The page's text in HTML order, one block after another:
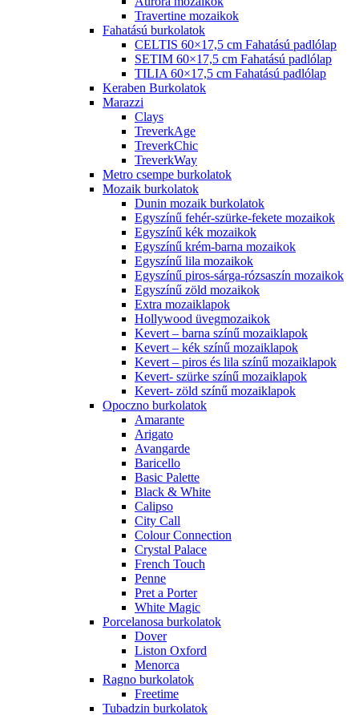
Travertine mozaikok
Fahatású burkolatok
CELTIS 60×17,5 cm Fahatású padlólap
SETIM 60×17,5 cm Fahatású padlólap
TILIA 60×17,5 cm Fahatású padlólap
Keraben Burkolatok
Marazzi
Clays
TreverkAge
TreverkChic
TreverkWay
Metro csempe burkolatok
Mozaik burkolatok
Dunin mozaik burkolatok
Egyszínű fehér-szürke-fekete mozaikok
Egyszínű kék mozaikok
Egyszínű krém-barna mozaikok
Egyszínű lila mozaikok
Egyszínű piros-sárga-rózsaszín mozaikok
Egyszínű zöld mozaikok
Extra mozaiklapok
Hollywood üvegmozaikok
Kevert – barna színű mozaiklapok
Kevert – kék színű mozaiklapok
Kevert – piros és lila színű mozaiklapok
Kevert- szürke színű mozaiklapok
Kevert- zöld színű mozaiklapok
Opoczno burkolatok
Amarante
Arigato
Avangarde
Baricello
Basic Palette
Black & White
Calipso
City Call
Colour Connection
Crystal Palace
French Touch
Penne
Pret a Porter
White Magic
Porcelanosa burkolatok
Dover
Liston Oxford
Menorca
Ragno burkolatok
Freetime
Tubadzin burkolatok